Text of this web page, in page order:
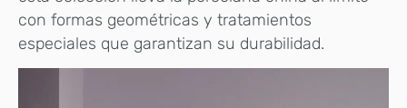
con formas geométricas y tratamientos
especiales que garantizan su durabilidad.